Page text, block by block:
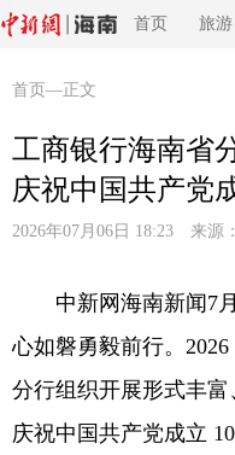
首页 旅游
首页 —正文
工商银行海南省
庆祝中国共产党
2026年07月06日 18:23 来源：
中新网海南新闻7月
心如磐勇毅前行。
分行组织开展形式丰富
庆祝中国共产党成立